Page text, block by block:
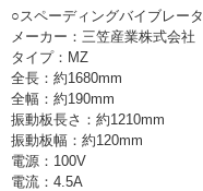
○スペーディングバイブレータ
メーカー：三笠産業株式会社
タイプ：MZ
全長：約1680mm
全幅：約190mm
振動板長さ：約1210mm
振動板幅：約120mm
電源：100V
電流：4.5A